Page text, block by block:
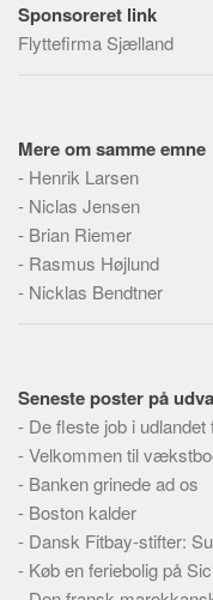
Hjælp
Sponsoreret link
Flyttefirma Sjælland
Mere om samme emne
- Henrik Larsen
- Niclas Jensen
- Brian Riemer
- Rasmus Højlund
- Nicklas Bendtner
Seneste poster på
- De fleste job i
-Velkommen til
- Banken grinede ad os
- Boston kalder
- Dansk Fitbay-stifter:
- Køb en feriebolig på